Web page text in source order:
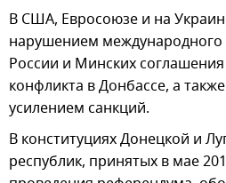
В США, Евросоюзе и на
нарушением
России и Минских
конфликта в Донбассе, а
усилением санкций.
В конституциях Донецкой и
республик, принятых в мае